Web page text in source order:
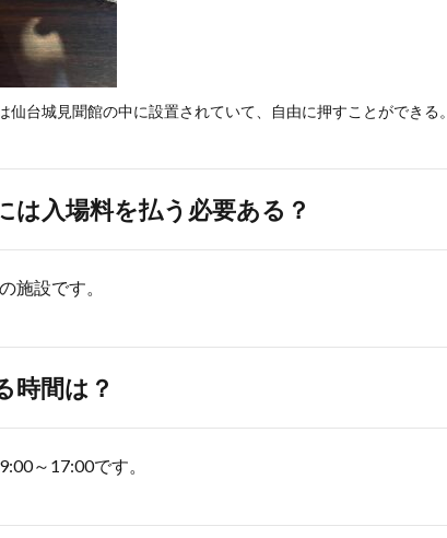
仙台城見聞館の中に設置されていて、自由に押すことができる。
は入場料を払う必要ある？
施設です。
時間は？
～17:00です。